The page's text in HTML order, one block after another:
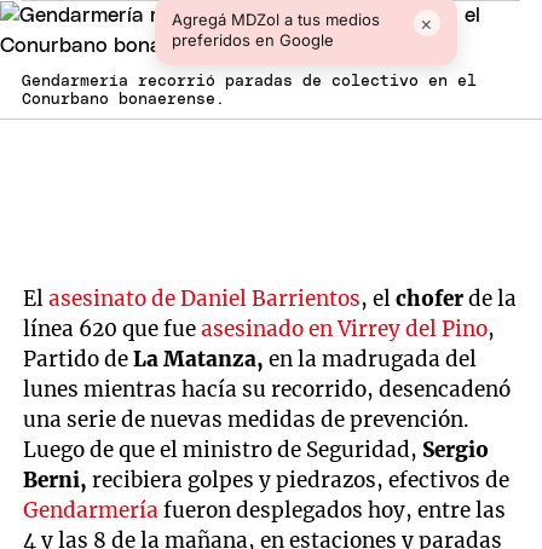
Agregá MDZol a tus medios
preferidos en Google
×
Gendarmería recorrió paradas de colectivo en el
Conurbano bonaerense.
Elasesinato de Daniel Barrientos, elchoferde la
línea 620 que fueasesinado en Virrey del Pino,
Partido deLa Matanza, en la madrugada del
lunes mientras hacía su recorrido, desencadenó
una serie de nuevas medidas de prevención.
Luego de que el ministro de Seguridad, Sergio
Berni,recibiera golpes y piedrazos, efectivos de
Gendarmería fueron desplegados hoy, entre las
4 y las 8 de la mañana, en estaciones y paradas